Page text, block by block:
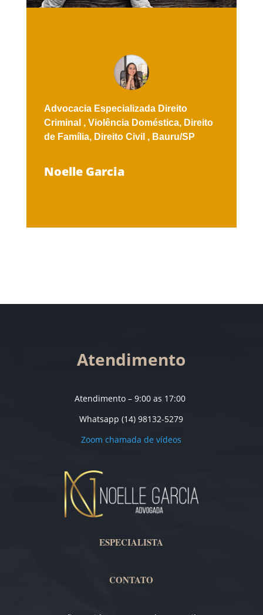
Advocacia Especializada Direito
Criminal , Violência Doméstica, Direito
de Família, Direito Civil , Bauru/SP
Noelle Garcia
Atendimento
Atendimento – 9:00 as 17:00
Whatsapp (14) 98132-5279
Zoom chamada de vídeos
ESPECIALISTA
CONTATO